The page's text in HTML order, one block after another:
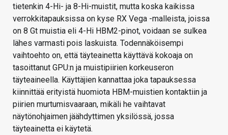
tietenkin 4-Hi- ja 8-Hi-muistit, mutta koska kaikissa
verrokkitapauksissa on kyse RX Vega -malleista, joissa
on 8 Gt muistia eli 4-Hi HBM2-pinot, voidaan se sulkea
lähes varmasti pois laskuista. Todennäköisempi
vaihtoehto on, että täyteainetta käyttävä kokoaja on
tasoittanut GPU:n ja muistipiirien korkeuseron
täyteaineella. Käyttäjien kannattaa joka tapauksessa
kiinnittää erityistä huomiota HBM-muistien kontaktiin ja
piirien murtumisvaaraan, mikäli he vaihtavat
näytönohjaimen jäähdyttimen yksilössä, jossa
täyteainetta ei käytetä.